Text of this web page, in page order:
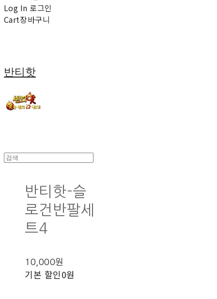
Log In 로그인
Cart장바구니
반티핫
반티핫-슬
로건반팔세
트4
10,000원
기본 할인0원